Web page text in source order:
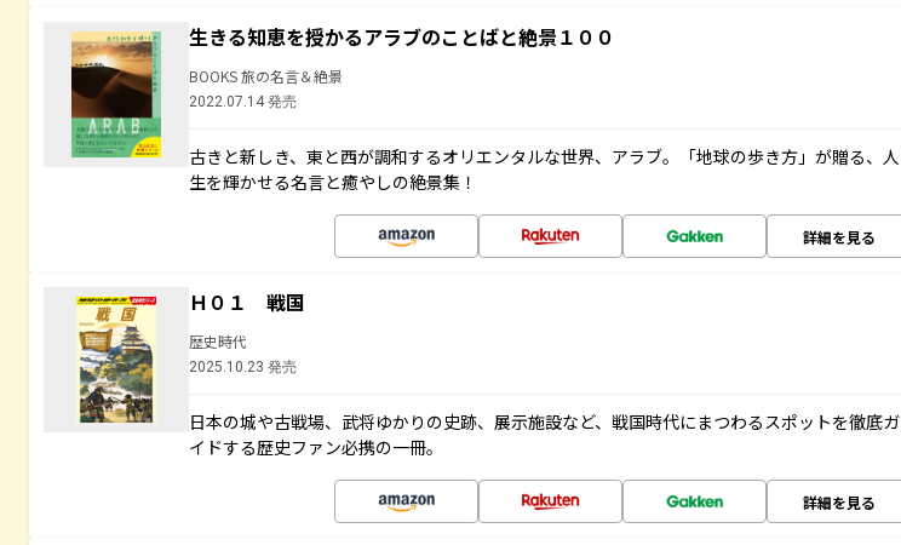
生きる知恵を授かるアラブのことばと絶景１００
BOOKS 旅の名言＆絶景
2022.07.14 発売
古きと新しき、東と西が調和するオリエンタルな世界、アラブ。「地球の歩き方」が贈る、人
生を輝かせる名言と癒やしの絶景集！
詳細を見る
Ｈ０１ 戦国
歴史時代
2025.10.23 発売
日本の城や古戦場、武将ゆかりの史跡、展示施設など、戦国時代にまつわるスポットを徹底ガ
イドする歴史ファン必携の一冊。
詳細を見る